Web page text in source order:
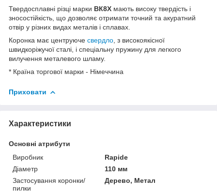
Твердосплавні різці марки ВК8Х мають високу твердість і
зносостійкість, що дозволяє отримати точний та акуратний
отвір у різних видах металів і сплавах.
Коронка має центруюче свердло , з високоякісної
швидкоріжучої сталі, і спеціальну пружину для легкого
вилучення металевого шламу.
* Країна торгової марки - Німеччина
Приховати
Характеристики
Основні атрибути
Виробник
Rapide
Діаметр
110 мм
Застосування коронки/
пилки
Дерево, Метал